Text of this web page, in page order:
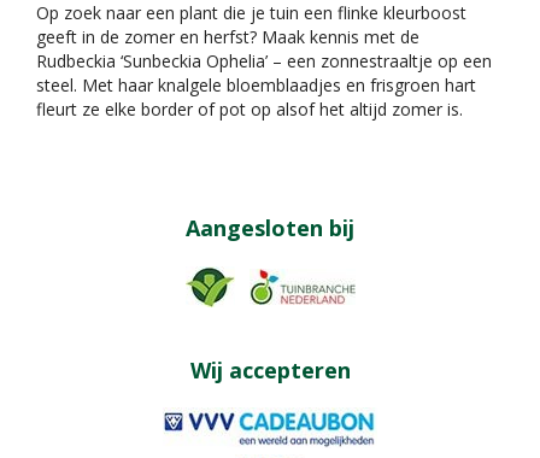
Op zoek naar een plant die je tuin een flinke kleurboost
geeft in de zomer en herfst? Maak kennis met de
Rudbeckia ‘Sunbeckia Ophelia’ – een zonnestraaltje op een
steel. Met haar knalgele bloemblaadjes en frisgroen hart
fleurt ze elke border of pot op alsof het altijd zomer is.
Aangesloten bij
Wij accepteren